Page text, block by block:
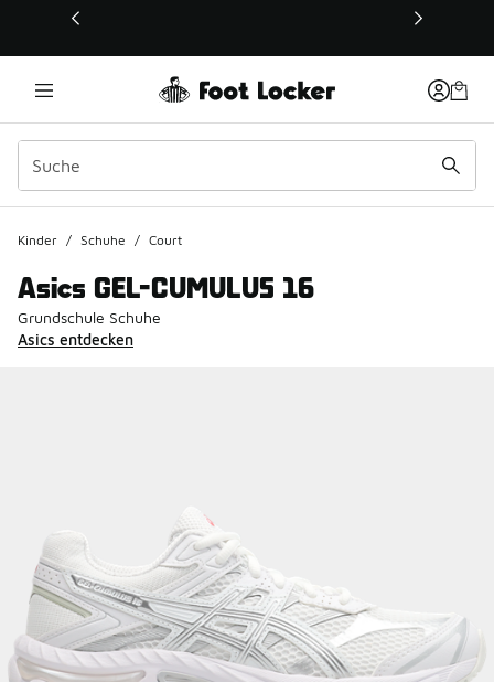
Dieser Link öffnet sich in einem neuen Fenster
Kinder / Schuhe / Court
Asics GEL-CUMULUS 16
Grundschule Schuhe
Asics entdecken